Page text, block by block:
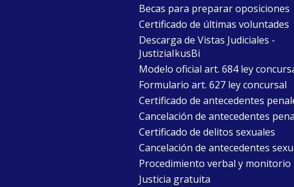
Becas para preparar oposiciones
Certificado de últimas voluntades
Descarga de Vistas Judiciales -
JustiziaIkusBi
Modelo oficial art. 684 ley
Formulario art. 627 ley concursal
Certificado de antecedentes
Cancelación de antecedentes
Certificado de delitos sexuales
Cancelación de antecedentes
Procedimiento verbal y monitorio
Justicia gratuita